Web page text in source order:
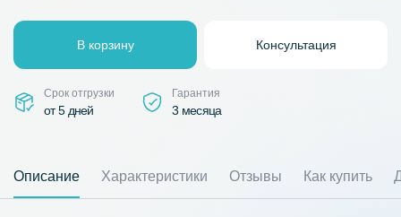
В корзину Консультация
Срок отгрузки
от 5 дней
Гарантия
3 месяца
Описание Характеристики Отзывы Как купить